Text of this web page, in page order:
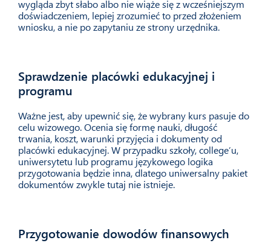
wygląda zbyt słabo albo nie wiąże się z wcześniejszym
doświadczeniem, lepiej zrozumieć to przed złożeniem
wniosku, a nie po zapytaniu ze strony urzędnika.
Sprawdzenie placówki edukacyjnej i
programu
Ważne jest, aby upewnić się, że wybrany kurs pasuje do
celu wizowego. Ocenia się formę nauki, długość
trwania, koszt, warunki przyjęcia i dokumenty od
placówki edukacyjnej. W przypadku szkoły, college’u,
uniwersytetu lub programu językowego logika
przygotowania będzie inna, dlatego uniwersalny pakiet
dokumentów zwykle tutaj nie istnieje.
Przygotowanie dowodów finansowych